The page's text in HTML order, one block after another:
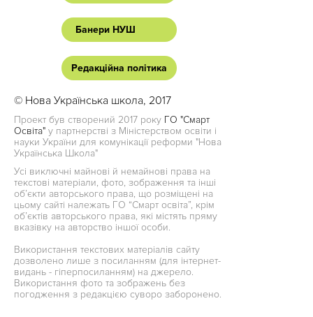
Банери НУШ
Редакційна політика
© Нова Українська школа, 2017
Проект був створений 2017 року ГО "Смарт
Освіта" у партнерстві з Міністерством освіти і
науки України для комунікації реформи "Нова
Українська Школа"
Усі виключні майнові й немайнові права на
текстові матеріали, фото, зображення та інші
об’єкти авторського права, що розміщені на
цьому сайті належать ГО “Смарт освіта”, крім
об’єктів авторського права, які містять пряму
вказівку на авторство іншої особи.
Використання текстових матеріалів сайту
дозволено лише з посиланням (для інтернет-
видань - гіперпосиланням) на джерело.
Використання фото та зображень без
погодження з редакцією суворо заборонено.